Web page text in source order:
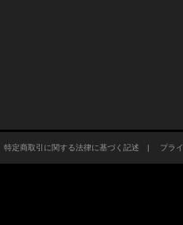
特定商取引に関する法律に基づく記述 | プラ